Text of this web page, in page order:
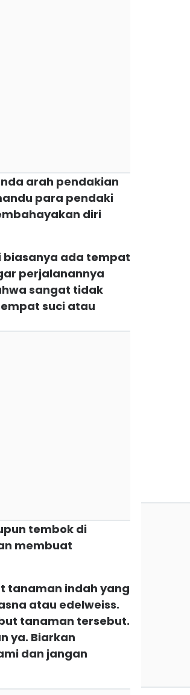
arah pendakian
para pendaki
diri
biasanya ada tempat
perjalanannya
sangat tidak
suci atau
tembok di
membuat
tanaman indah yang
atau edelweiss.
tanaman tersebut.
ya. Biarkan
dan jangan